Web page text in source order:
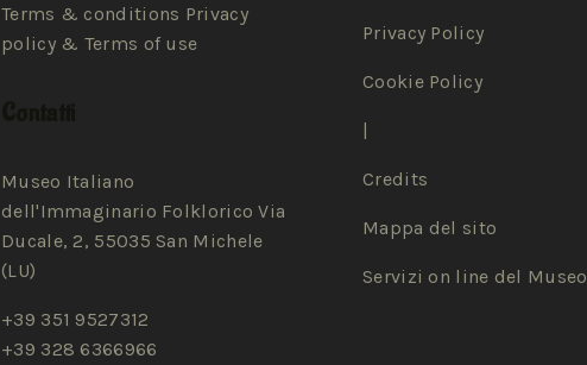
Terms & conditions Privacy
policy & Terms of use
Museo Italiano
dell'Immaginario Folklorico Via
Ducale, 2, 55035 San Michele
(LU)
+39 351 9527312
+39 328 6366966
Privacy Policy
Cookie Policy
|
Credits
Mappa del sito
Servizi on line del Museo